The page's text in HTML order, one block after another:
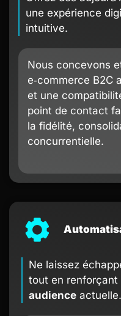
Ne laissez
tout en renforçant
audience actuelle.
une expérience
intuitive.
Nous concevons
e‑commerce B2C
et une
point de contact
la fidélité,
concurrentielle.